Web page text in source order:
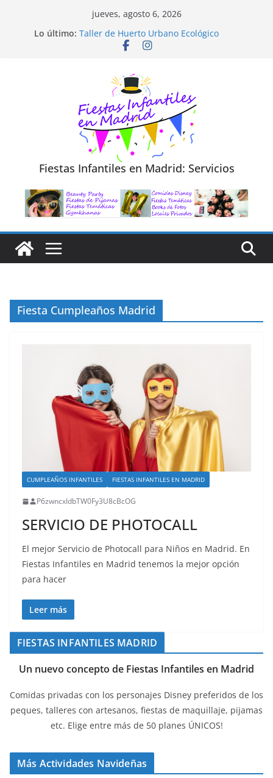
jueves, agosto 6, 2026
Lo último: Taller de Huerto Urbano Ecológico
TALLER FOTOGRAFÍA LA NATURALEZA
Trivial Virtual para niños
Fiestas Infantiles en Madrid: Servicios
Fiesta Cumpleaños Madrid
CUMPLEAÑOS INFANTILES FIESTAS INFANTILES EN MADRID
P6zwncxIdbTW0Fy3U8cBcOG
SERVICIO DE PHOTOCALL
El mejor Servicio de Photocall para Niños en Madrid. En
Fiestas Infantiles en Madrid tenemos la mejor opción
para hacer
Leer más
FIESTAS INFANTILES MADRID
Un nuevo concepto de Fiestas Infantiles en Madrid
Comidas privadas con los personajes Disney preferidos de los
peques, talleres con artesanos, fiestas de maquillaje, pijamas
etc. Elige entre más de 50 planes ÚNICOS!
Más Actividades Navideñas